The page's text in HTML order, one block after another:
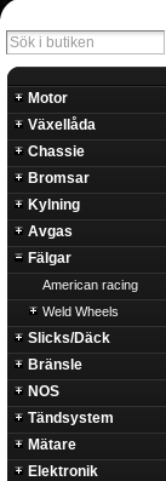
Motor
Växellåda
Chassie
Bromsar
Kylning
Avgas
Fälgar
American racing
Weld Wheels
Slicks/Däck
Bränsle
NOS
Tändsystem
Mätare
Elektronik